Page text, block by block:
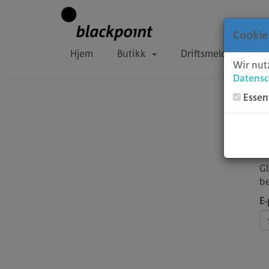
Hjem Butikk Driftsmeldinger
Wir